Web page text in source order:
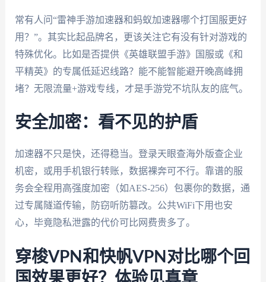
常有人问“雷神手游加速器和蚂蚁加速器哪个打国服更好
用？”。其实比起品牌名，更该关注它有没有针对游戏的
特殊优化。比如是否提供《英雄联盟手游》国服或《和
平精英》的专属低延迟线路？能不能智能避开晚高峰拥
堵？无限流量+游戏专线，才是手游党不坑队友的底气。
安全加密：看不见的护盾
加速器不只是快，还得稳当。登录天眼查海外版查企业
机密，或用手机银行转账，数据裸奔可不行。靠谱的服
务会全程用高强度加密（如AES-256）包裹你的数据，通
过专属隧道传输，防窃听防篡改。公共WiFi下用也安
心，毕竟隐私泄露的代价可比网费贵多了。
穿梭VPN和快帆VPN对比哪个回
国效果更好？体验见真章